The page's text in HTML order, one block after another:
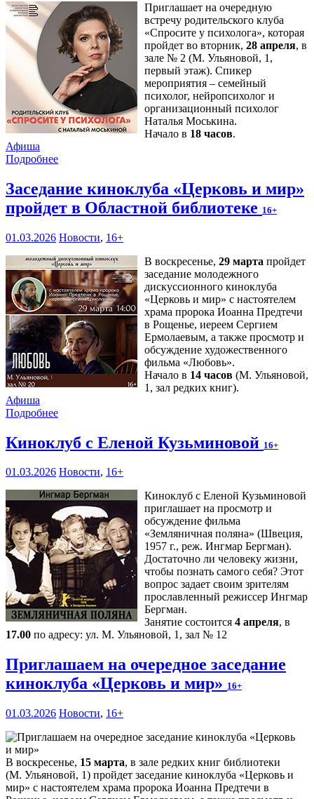
Приглашает на очередную
встречу родительского клуба
«Спросите у психолога», которая
пройдет во вторник, 28 апреля, в
зале № 2 (М. Ульяновой, 1,
первый этаж). Спикер
мероприятия – семейный
психолог, нейропсихолог и
организационный психолог
Наталья Моськина.
Начало в 18 часов.
Афиша
Подробнее
Заседание киноклуба «Церковь и мир»
пройдет в Областной библиотеке 16+
01.03.2026 Новости, 16+
В воскресенье, 29 марта пройдет
заседание молодежного
дискуссионного киноклуба
«Церковь и мир» с настоятелем
храма пророка Иоанна Предтечи
в Рощенье, иереем Сергием
Ермолаевым, а также просмотр и
обсуждение художественного
фильма «Любовь».
Начало в 14 часов (М. Ульяновой,
1, зал редких книг).
Афиша
Подробнее
Киноклуб с Еленой Кузьминовой 16+
01.03.2026 Новости, 16+
Киноклуб с Еленой Кузьминовой
приглашает на просмотр и
обсуждение фильма
«Земляничная поляна» (Швеция,
1957 г., реж. Ингмар Бергман).
Достаточно ли человеку жизни,
чтобы познать самого себя? Этот
вопрос задает своим зрителям
прославленный режиссер Ингмар
Бергман.
Занятие состоится 4 апреля, в
17.00 по адресу: ул. М. Ульяновой, 1, зал № 12
Приглашаем на очередное заседание
киноклуба «Церковь и мир» 16+
01.03.2026 Новости, 16+
В воскресенье, 15 марта, в зале редких книг библиотеки
(М. Ульяновой, 1) пройдет заседание киноклуба «Церковь и
мир» с настоятелем храма пророка Иоанна Предтечи в